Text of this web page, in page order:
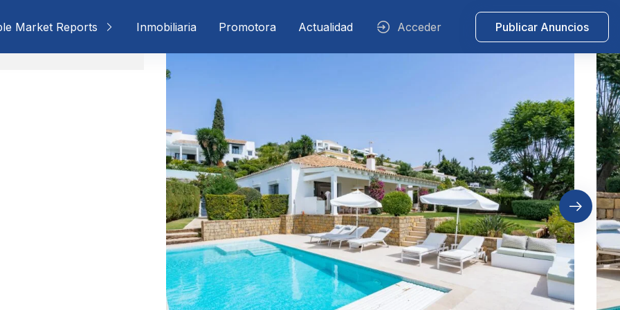
Market Reports Inmobiliaria Promotora Actualidad Acceder Publicar Anuncios